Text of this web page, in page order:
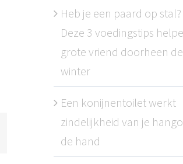
Heb je een paard op stal?
Deze 3 voedingstips
grote vriend doorheen de
winter
Een konijnentoilet werkt
zindelijkheid van je
de hand